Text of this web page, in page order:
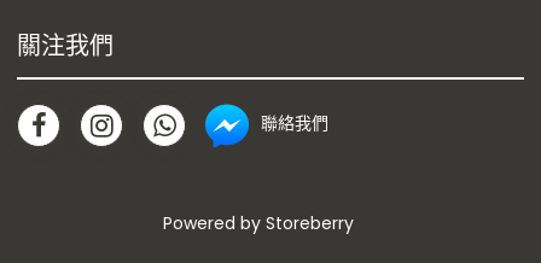
關注我們
聯絡我們
Powered by Storeberry